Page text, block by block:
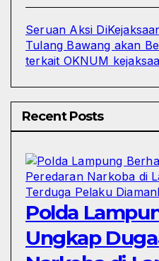
Seruan Aksi
Tulang Bawang akan
terkait OKNUM
Recent Posts
Polda
Ungkap